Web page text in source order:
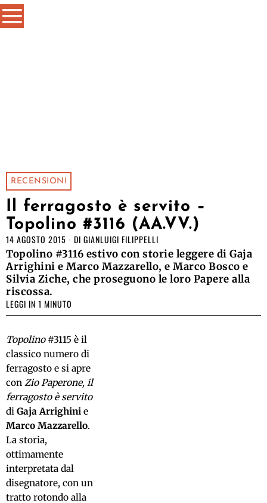
RECENSIONI
Il ferragosto è servito –
Topolino #3116 (AA.VV.)
14 AGOSTO 2015 DI GIANLUIGI FILIPPELLI
Topolino #3116 estivo con storie leggere di Gaja
Arrighini e Marco Mazzarello, e Marco Bosco e
Silvia Ziche, che proseguono le loro Papere alla
riscossa.
LEGGI IN 1 MINUTO
Topolino#3115 è il
classico numero di
ferragosto e si apre
con Zio Paperone, il
ferragosto è servito
di Gaja Arrighini e
Marco Mazzarello.
La storia,
ottimamente
interpretata dal
disegnatore, con un
tratto rotondo alla